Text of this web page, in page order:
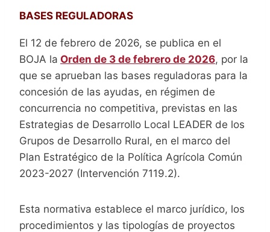
BASES REGULADORAS
El 12 de febrero de 2026, se publica en el
BOJA la Orden de 3 de febrero de 2026, por la
que se aprueban las bases reguladoras para la
concesión de las ayudas, en régimen de
concurrencia no competitiva, previstas en las
Estrategias de Desarrollo Local LEADER de los
Grupos de Desarrollo Rural, en el marco del
Plan Estratégico de la Política Agrícola Común
2023-2027 (Intervención 7119.2).
Esta normativa establece el marco jurídico, los
procedimientos y las tipologías de proyectos